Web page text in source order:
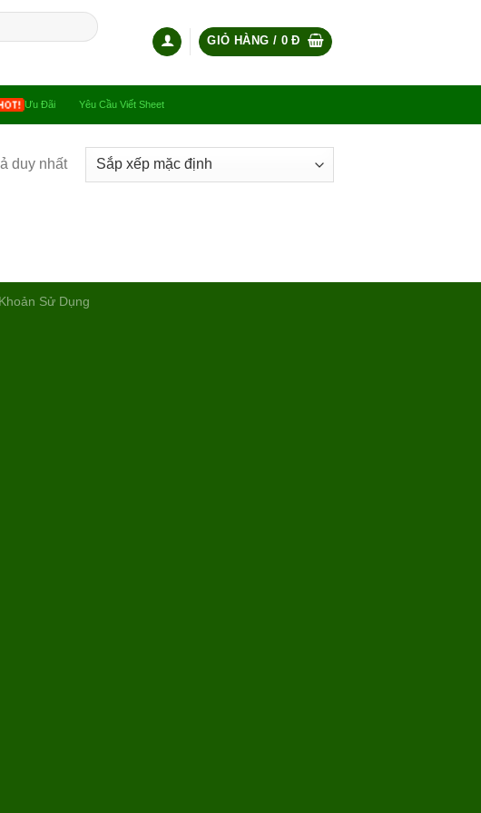
GIỎ HÀNG / 0Đ
Ưu Đãi Yêu Cầu Viết Sheet
duy nhất
Sử Dụng